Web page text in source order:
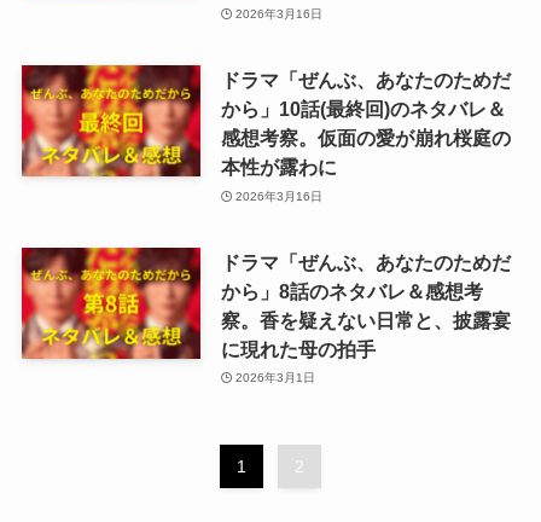
2026年3月16日
ドラマ「ぜんぶ、あなたのためだ
から」10話(最終回)のネタバレ＆
感想考察。仮面の愛が崩れ桜庭の
本性が露わに
2026年3月16日
ドラマ「ぜんぶ、あなたのためだ
から」8話のネタバレ＆感想考
察。香を疑えない日常と、披露宴
に現れた母の拍手
2026年3月1日
1 2